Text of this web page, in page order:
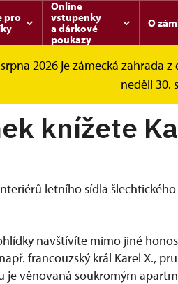
pro
Online
vstupenky
a dárkové
poukazy
O
srpna 2026 je zámecká
neděli 30.
Informace pro návštěvníky
knížete
letního sídla
navštívíte mimo jiné
francouzský král Karel X.,
je věnovaná soukromým